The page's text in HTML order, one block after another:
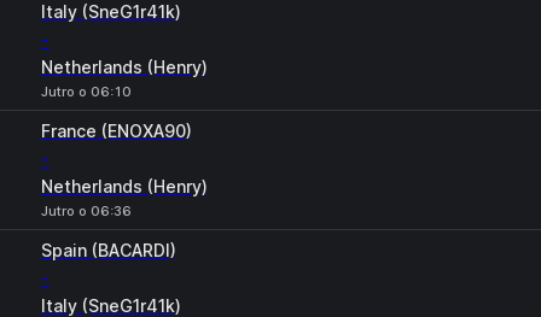
Italy (SneG1r41k)
-
Netherlands (Henry)
Jutro o 06:10
France (ENOXA90)
-
Netherlands (Henry)
Jutro o 06:36
Spain (BACARDI)
-
Italy (SneG1r41k)